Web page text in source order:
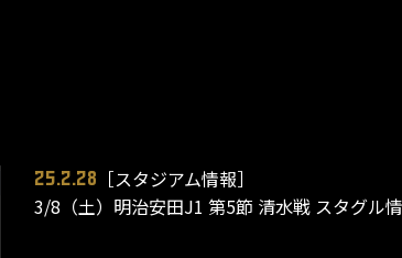
25.2.28
［スタジアム情報］
3/8（土）明治安田J1 第5節 清水戦 スタグ